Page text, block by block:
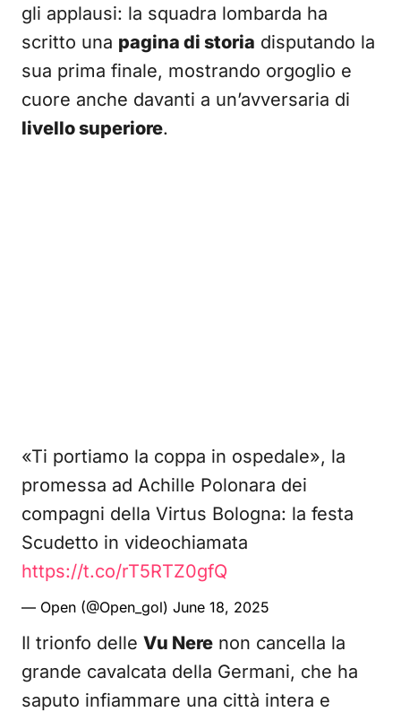
gli applausi: la squadra lombarda ha
scritto una pagina di storia disputando la
sua prima finale, mostrando orgoglio e
cuore anche davanti a un’avversaria di
livello superiore.
«Ti portiamo la coppa in ospedale», la
promessa ad Achille Polonara dei
compagni della Virtus Bologna: la festa
Scudetto in videochiamata
https://t.co/rT5RTZ0gfQ
— Open (@Open_gol) June 18, 2025
Il trionfo delle Vu Nere non cancella la
grande cavalcata della Germani, che ha
saputo infiammare una città intera e